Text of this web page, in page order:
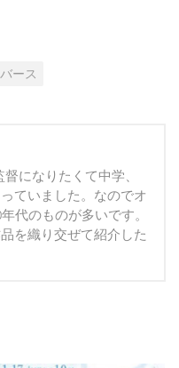
ース
になりたくて中学、
ていました。なのでオ
代のものが多いです。
を織り交ぜて紹介した